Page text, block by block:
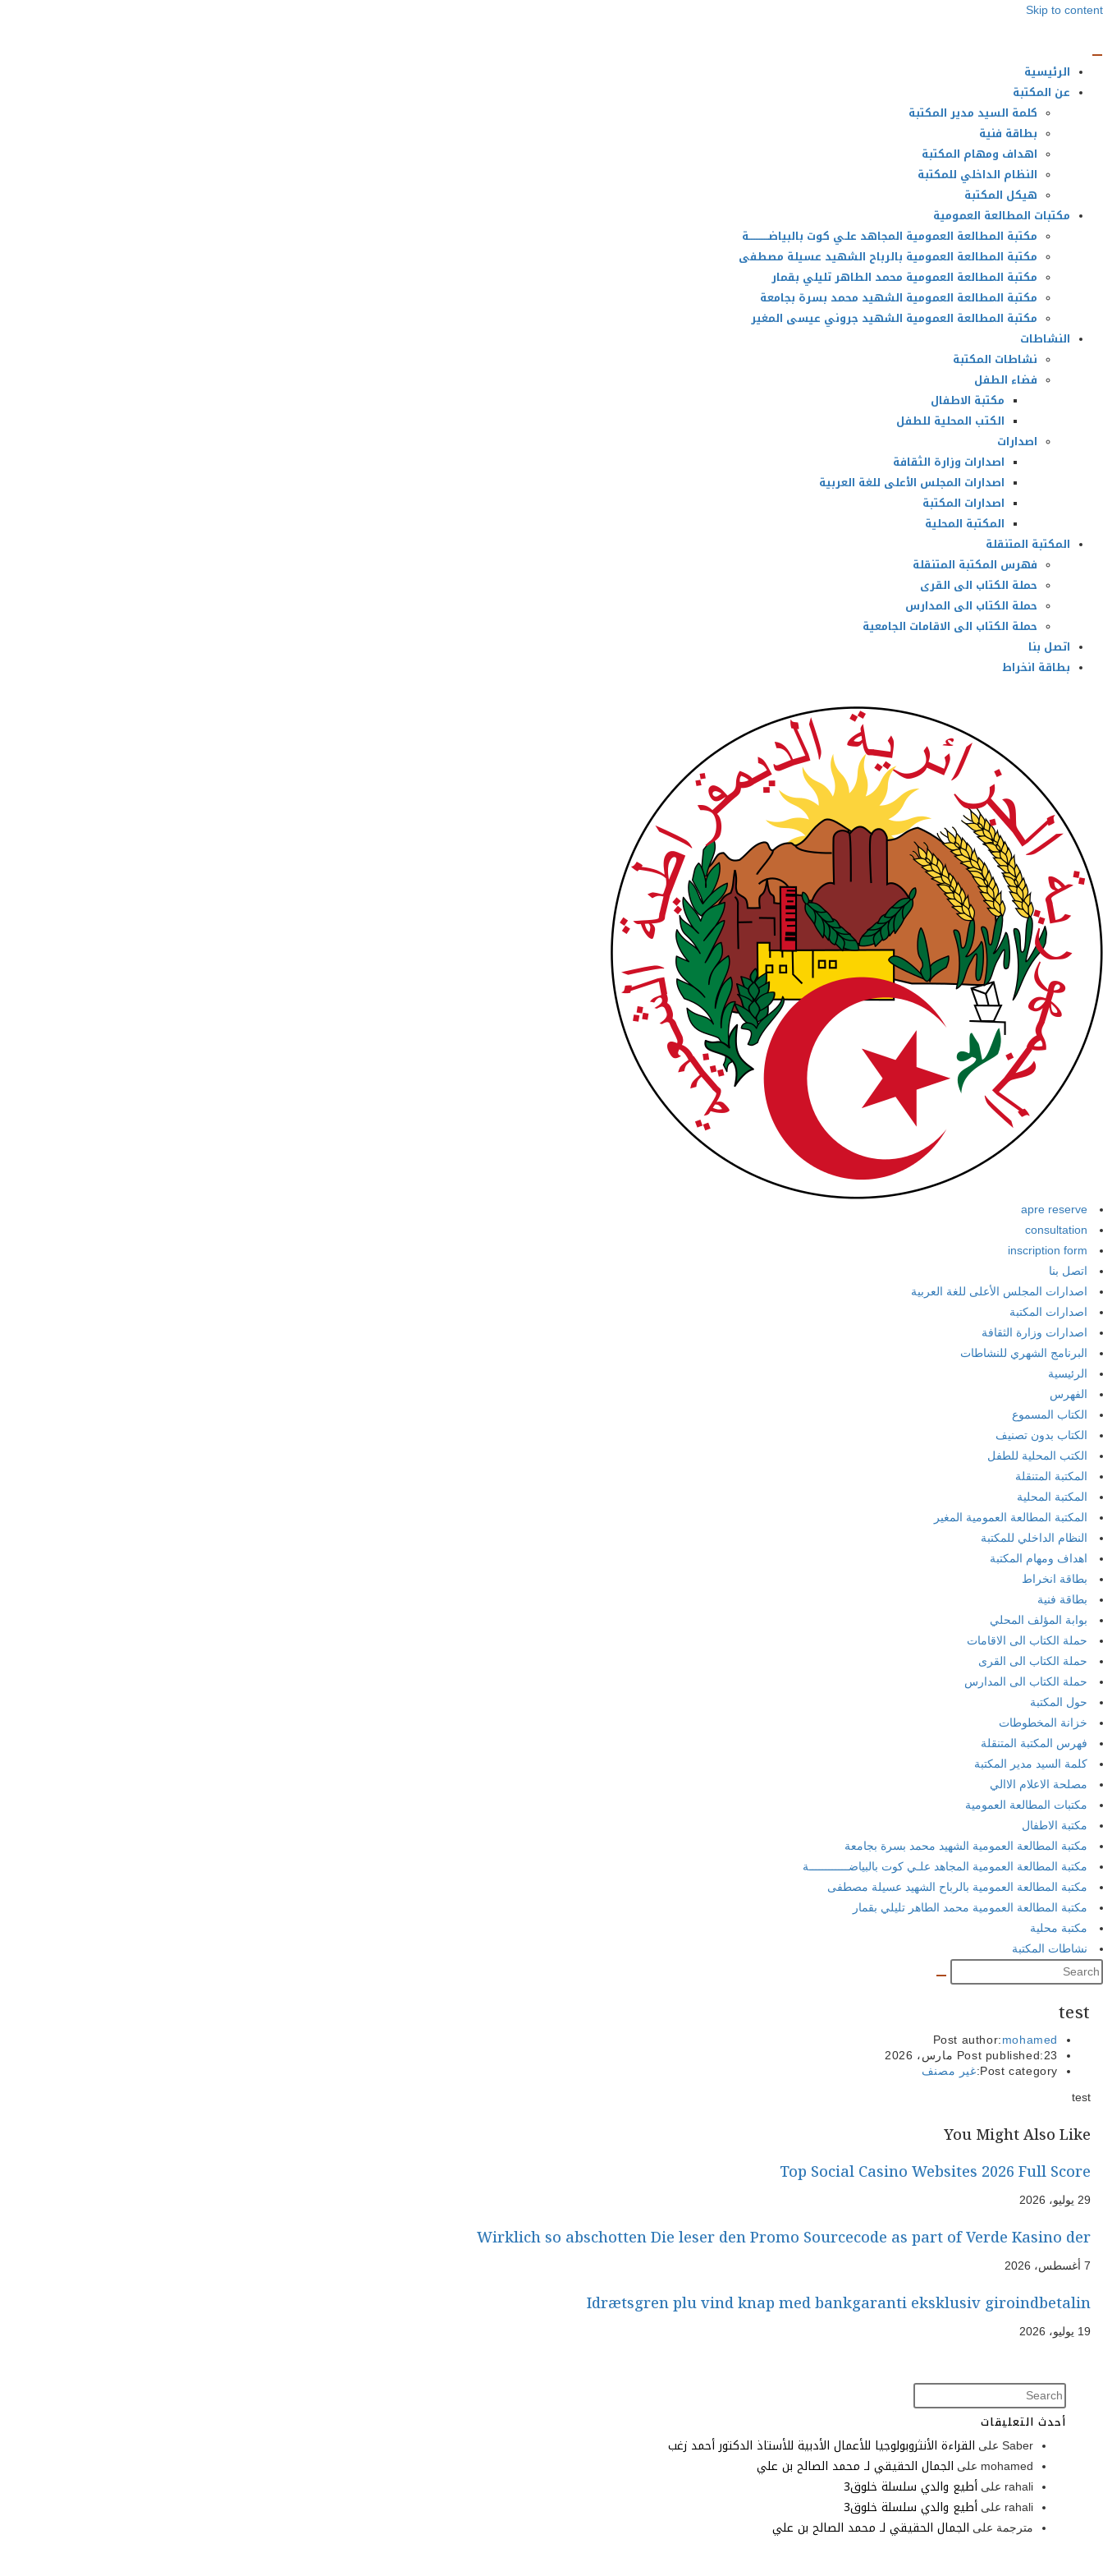
Skip to content
الرئيسية
عن المكتبة
كلمة السيد مدير المكتبة
بطاقة فنية
اهداف ومهام المكتبة
النظام الداخلي للمكتبة
هيكل المكتبة
مكتبات المطالعة العمومية
مكتبة المطالعة العمومية المجاهد علـي كوت بالبياضــــــــــــة
مكتبة المطالعة العمومية بالرباح الشهيد عسيلة مصطفى
مكتبة المطالعة العمومية محمد الطاهر تليلي بقمار
مكتبة المطالعة العمومية الشهيد محمد بسرة بجامعة
مكتبة المطالعة العمومية الشهيد جروني عيسى المغير
النشاطات
نشاطات المكتبة
فضاء الطفل
مكتبة الاطفال
الكتب المحلية للطفل
اصدارات
اصدارات وزارة الثقافة
اصدارات المجلس الأعلى للغة العربية
اصدارات المكتبة
المكتبة المحلية
المكتبة المتنقلة
فهرس المكتبة المتنقلة
حملة الكتاب الى القرى
حملة الكتاب الى المدارس
حملة الكتاب الى الاقامات الجامعية
اتصل بنا
بطاقة انخراط
apre reserve
consultation
inscription form
اتصل بنا
اصدارات المجلس الأعلى للغة العربية
اصدارات المكتبة
اصدارات وزارة الثقافة
البرنامج الشهري للنشاطات
الرئيسية
الفهرس
الكتاب المسموع
الكتاب بدون تصنيف
الكتب المحلية للطفل
المكتبة المتنقلة
المكتبة المحلية
المكتبة المطالعة العمومية المغير
النظام الداخلي للمكتبة
اهداف ومهام المكتبة
بطاقة انخراط
بطاقة فنية
بوابة المؤلف المحلي
حملة الكتاب الى الاقامات
حملة الكتاب الى القرى
حملة الكتاب الى المدارس
حول المكتبة
خزانة المخطوطات
فهرس المكتبة المتنقلة
كلمة السيد مدير المكتبة
مصلحة الاعلام الاالي
مكتبات المطالعة العمومية
مكتبة الاطفال
مكتبة المطالعة العمومية الشهيد محمد بسرة بجامعة
مكتبة المطالعة العمومية المجاهد علـي كوت بالبياضــــــــــــة
مكتبة المطالعة العمومية بالرباح الشهيد عسيلة مصطفى
مكتبة المطالعة العمومية محمد الطاهر تليلي بقمار
مكتبة محلية
نشاطات المكتبة
test
Post author:mohamed
Post published:23 مارس، 2026
Post category: غير مصنف
test
You Might Also Like
Top Social Casino Websites 2026 Full Score
29 يوليو، 2026
Wirklich so abschotten Die leser den Promo Sourcecode as part of Verde Kasino der
7 أغسطس، 2026
Idrætsgren plu vind knap med bankgaranti eksklusiv giroindbetalin
19 يوليو، 2026
أحدث التعليقات
Saber على القراءة الأنثروبولوجيا للأعمال الأدبية للأستاذ الدكتور أحمد زغب
mohamed على الجمال الحقيقي لـ محمد الصالح بن علي
rahali على أطيع والدي سلسلة خلوق3
rahali على أطيع والدي سلسلة خلوق3
مترجمة على الجمال الحقيقي لـ محمد الصالح بن علي